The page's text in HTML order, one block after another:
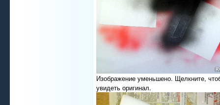
Изображение уменьшено. Щелкните,
увидеть оригинал.